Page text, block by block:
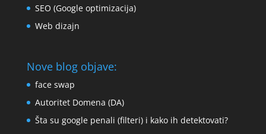
SEO (Google optimizacija)
Web dizajn
Nove blog objave:
face swap
Autoritet Domena (DA)
Šta su google penali (filteri) i kako ih detektovati?